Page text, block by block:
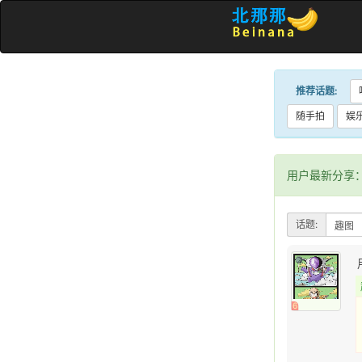
推荐话题:
随手拍 娱
用户最新分享
话题:
6